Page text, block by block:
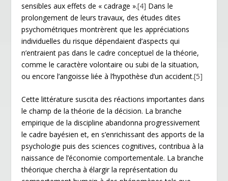
sensibles aux effets de « cadrage ».[4] Dans le
prolongement de leurs travaux, des études dites
psychométriques montrèrent que les appréciations
individuelles du risque dépendaient d’aspects qui
n’entraient pas dans le cadre conceptuel de la théorie,
comme le caractère volontaire ou subi de la situation,
ou encore l’angoisse liée à l’hypothèse d’un accident.[5]
Cette littérature suscita des réactions importantes dans
le champ de la théorie de la décision. La branche
empirique de la discipline abandonna progressivement
le cadre bayésien et, en s’enrichissant des apports de la
psychologie puis des sciences cognitives, contribua à la
naissance de l’économie comportementale. La branche
théorique chercha à élargir la représentation du